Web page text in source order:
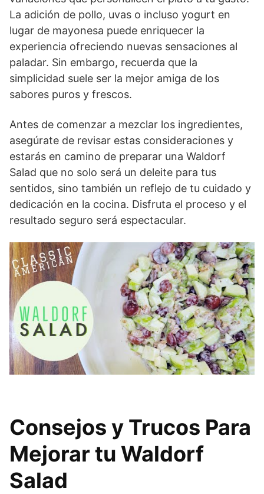
La adición de pollo, uvas o incluso yogurt en
lugar de mayonesa puede enriquecer la
experiencia ofreciendo nuevas sensaciones al
paladar. Sin embargo, recuerda que la
simplicidad suele ser la mejor amiga de los
sabores puros y frescos.
Antes de comenzar a mezclar los ingredientes,
asegúrate de revisar estas consideraciones y
estarás en camino de preparar una Waldorf
Salad que no solo será un deleite para tus
sentidos, sino también un reflejo de tu cuidado y
dedicación en la cocina. Disfruta el proceso y el
resultado seguro será espectacular.
Consejos y Trucos Para
Mejorar tu Waldorf
Salad